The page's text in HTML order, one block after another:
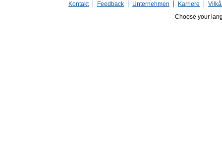
Kontakt Feedback Unternehmen Karriere
Choose your